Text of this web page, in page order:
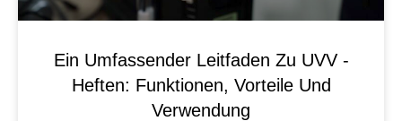
Ein Umfassender Leitfaden Zu UVV -
Heften: Funktionen, Vorteile Und
Verwendung